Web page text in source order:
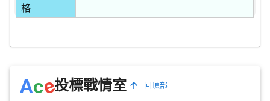
格
Ace投標戰情室 回頂部